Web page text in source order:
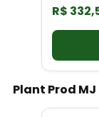
R$
Plant Prod